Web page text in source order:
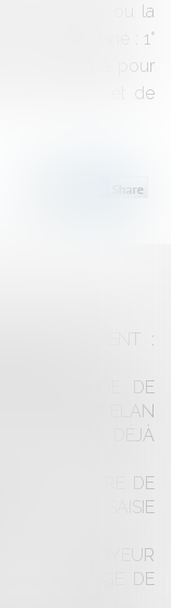
domicile ou la
subordonné : 1°
qui a qualité pour
état-civil et de
CONCURRENT :
!
8 DU CODE DE
42 DE LA LOI ELAN
SECTEURS DÉJÀ
DU TITRE DE
DE SAISIE
L'EMPLOYEUR
LA CHARGE DE